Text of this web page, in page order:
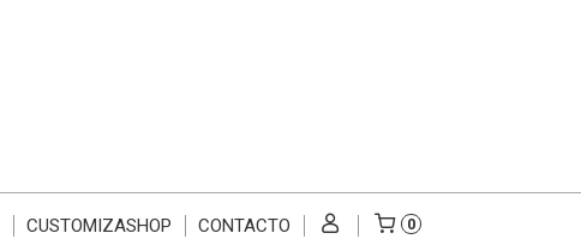
CUSTOMIZASHOP CONTACTO 0